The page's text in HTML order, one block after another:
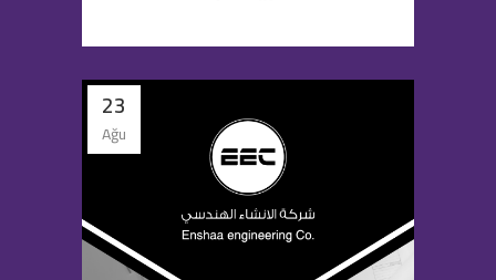
23
Ağu